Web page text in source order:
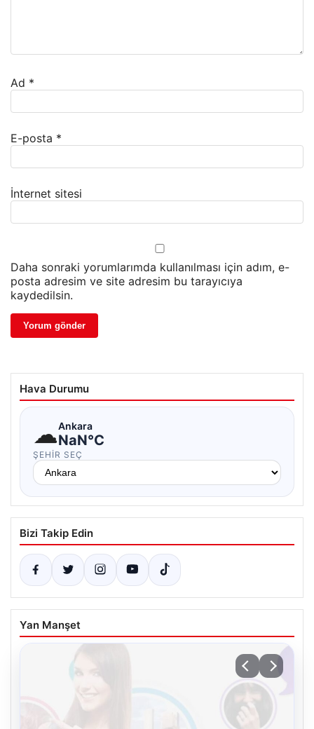
Ad *
E-posta *
İnternet sitesi
Daha sonraki yorumlarımda kullanılması için adım, e-
posta adresim ve site adresim bu tarayıcıya
kaydedilsin.
Hava Durumu
☁Ankara
NaN°C
ŞEHIR SEÇ
Bizi Takip Edin
Yan Manşet